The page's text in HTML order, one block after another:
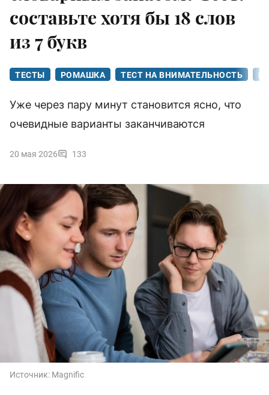
составьте хотя бы 18 слов
из 7 букв
ТЕСТЫ РОМАШКА ТЕСТ НА ВНИМАТЕЛЬНОСТЬ
Уже через пару минут становится ясно, что
очевидные варианты заканчиваются
20 мая 2026 133
Источник: Magnific